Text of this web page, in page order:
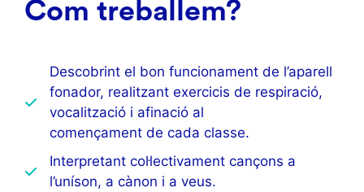
Com treballem?
Descobrint el bon funcionament de l’aparell
fonador, realitzant exercicis de respiració,
vocalització i afinació al
començament de cada classe.
Interpretant col·lectivament cançons a
l’uníson, a cànon i a veus.